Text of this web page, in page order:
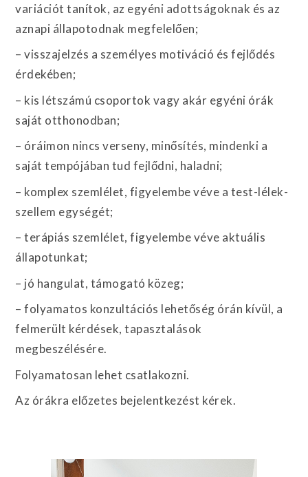
variációt tanítok, az egyéni adottságoknak és az
aznapi állapotodnak megfelelően;
– visszajelzés a személyes motiváció és fejlődés
érdekében;
– kis létszámú csoportok vagy akár egyéni órák
saját otthonodban;
– óráimon nincs verseny, minősítés, mindenki a
saját tempójában tud fejlődni, haladni;
– komplex szemlélet, figyelembe véve a test-lélek-
szellem egységét;
– terápiás szemlélet, figyelembe véve aktuális
állapotunkat;
– jó hangulat, támogató közeg;
– folyamatos konzultációs lehetőség órán kívül, a
felmerült kérdések, tapasztalások
megbeszélésére.
Folyamatosan lehet csatlakozni.
Az órákra előzetes bejelentkezést kérek.